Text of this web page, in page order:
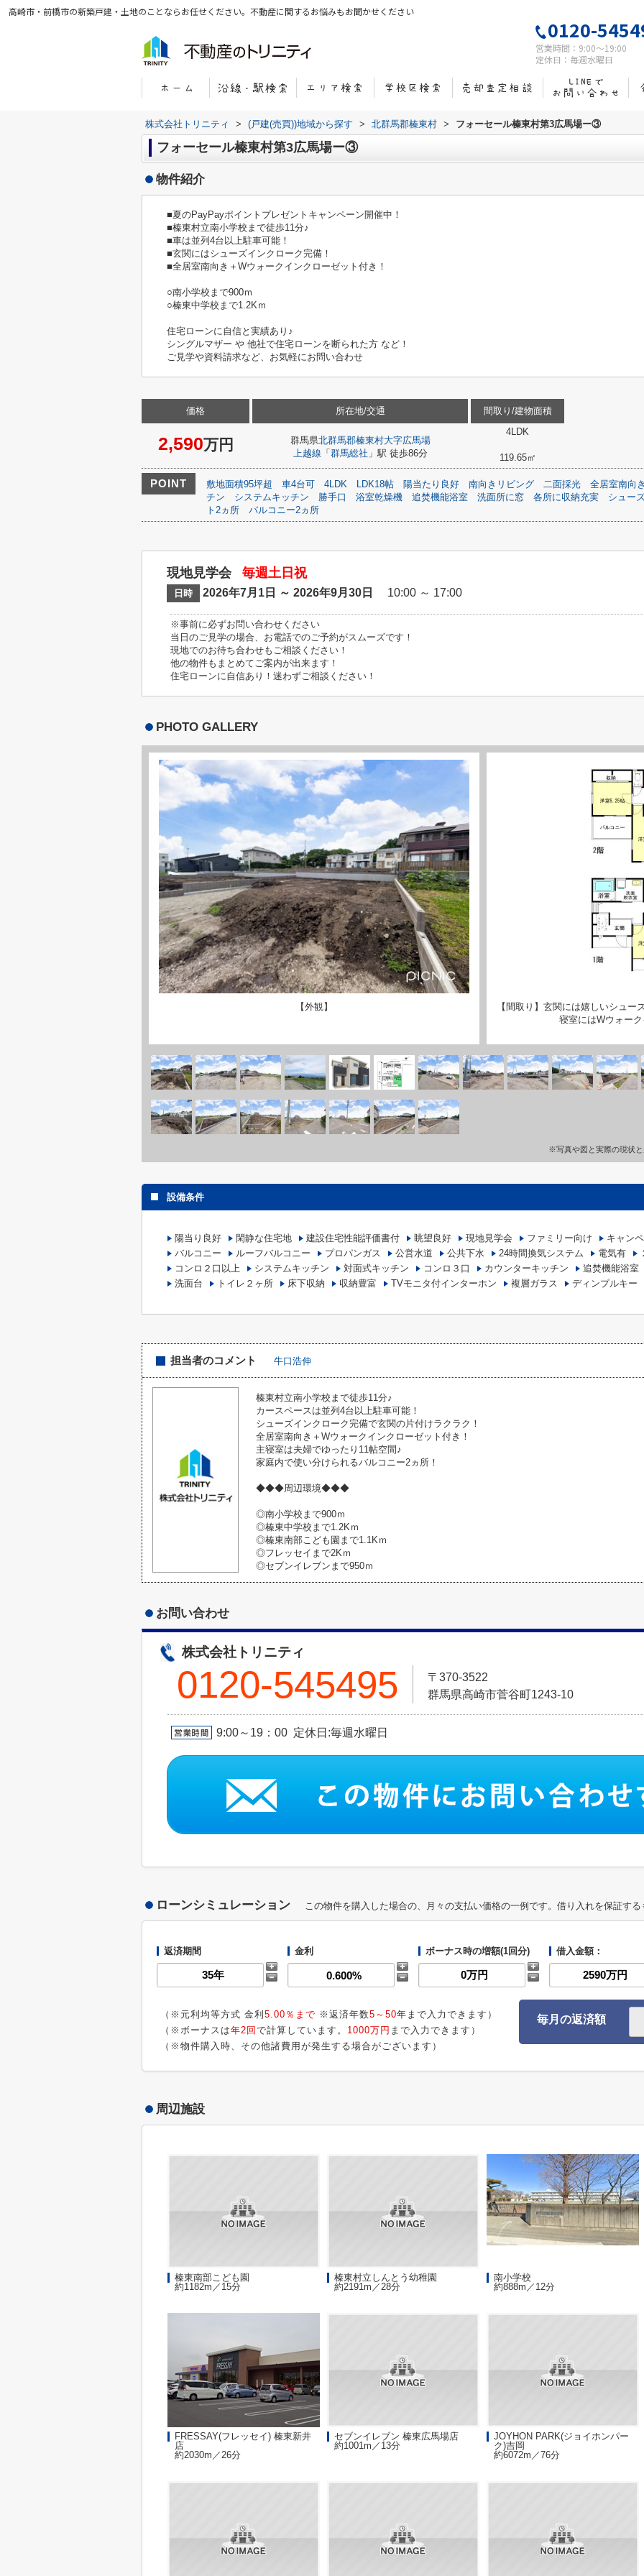
高崎市・前橋市の新築戸建・土地のことならお任せください。不動産に関するお悩みもお聞かせください
0120-
営業時間：9:00～19:00
定休日：毎週水曜日
株式会社トリニティ > (戸建(売買))地域から探す > 北群馬郡榛東村 > フォーセール榛東村第3広馬場ー③
フォーセール榛東村第3広馬場ー③
物件紹介
■夏のPayPayポイントプレゼントキャンペーン開催中！
■榛東村立南小学校まで徒歩11分♪
■車は並列4台以上駐車可能！
■玄関にはシューズインクローク完備！
■全居室南向き＋Wウォークインクローゼット付き！
○南小学校まで900ｍ
○榛東中学校まで1.2Kｍ
住宅ローンに自信と実績あり♪
シングルマザー や 他社で住宅ローンを断られた方 など！
ご見学や資料請求など、お気軽にお問い合わせ
価格
2,590万円
所在地/交通
群馬県北群馬郡榛東村大字広馬場
上越線 「 群馬総社 」駅 徒歩86分
間取り/建物面積
4LDK
119.65㎡
POINT 敷地面積95坪超 車4台可 4LDK LDK18帖 陽当たり良好 南向きリビング 二面採光
全居室南向
チン
システムキッチン 勝手口 浴室乾燥機 追焚機能浴室 洗面所に窓 各所に収納充実
シュー
ト2ヵ所
バルコニー2ヵ所
現地見学会 毎週土日祝
日時 2026年7月1日 ～ 2026年9月30日 10:00 ～ 17:00
※事前に必ずお問い合わせください
当日のご見学の場合、お電話でのご予約がスムーズです！
現地でのお待ち合わせもご相談ください！
他の物件もまとめてご案内が出来ます！
住宅ローンに自信あり！迷わずご相談ください！
PHOTO GALLERY
【外観】
【間取り】玄関には嬉しいシュ
寝室にはWウォー
※写真や図と実際の現状
設備条件
陽当り良好 閑静な住宅地 建設住宅性能評価書付 眺望良好 現地見学会 ファミリー向け
キャン
バルコニー
ルーフバルコニー プロパンガス 公営水道 公共下水 24時間換気システム 電気有
コンロ２口以上
システムキッチン 対面式キッチン コンロ３口 カウンターキッチン
追焚機能浴室
洗面台
トイレ２ヶ所 床下収納 収納豊富 TVモニタ付インターホン 複層ガラス ディンプルキー
担当者のコメント 牛口浩伸
榛東村立南小学校まで徒歩11分♪
カースペースは並列4台以上駐車可能！
シューズインクローク完備で玄関の片付けラクラク！
全居室南向き＋Wウォークインクローゼット付き！
主寝室は夫婦でゆったり11帖空間♪
家庭内で使い分けられるバルコニー2ヵ所！
◆◆◆周辺環境◆◆◆
◎南小学校まで900ｍ
◎榛東中学校まで1.2Kｍ
◎榛東南部こども園まで1.1Kｍ
◎フレッセイまで2Kｍ
◎セブンイレブンまで950ｍ
お問い合わせ
株式会社トリニティ
0120-545495
〒370-3522
群馬県高崎市菅谷町1243-10
9:00～19：00 定休日:毎週水曜日
ローンシミュレーション この物件を購入した場合の、月々の支払い価格の一例です。借り入れを保証す
返済期間 金利 ボーナス時の増額(1回分) 借入金額：
（※元利均等方式 金利 5.00％まで ※返済年数5～50年まで入力できます）
（※ボーナスは年2回 で計算しています。 1000万円 まで入力できます）
（※物件購入時、その他諸費用が発生する場合がございます）
毎月の返済額
周辺施設
榛東南部こども園
約1182m／15分
榛東村立しんとう幼稚園
約2191m／28分
南小学校
約888m／12分
FRESSAY(フレッセイ) 榛東新井
店
約2030m／26分
セブンイレブン 榛東広馬場店
約1001m／13分
JOYHON PARK(ジョイホンパー
ク)吉岡
約6072m／76分